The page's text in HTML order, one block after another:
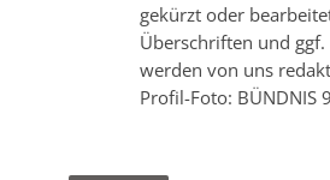
gekürzt oder
Überschriften und ggf.
werden von uns
Profil-Foto: BÜNDNIS